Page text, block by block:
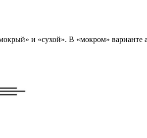
и «сухой». В «мокром»